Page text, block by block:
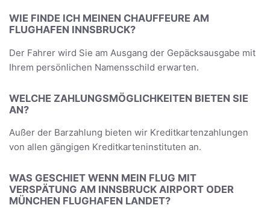
WIE FINDE ICH MEINEN CHAUFFEURE AM
FLUGHAFEN INNSBRUCK?
Der Fahrer wird Sie am Ausgang der Gepäcksausgabe mit
Ihrem persönlichen Namensschild erwarten.
WELCHE ZAHLUNGSMÖGLICHKEITEN BIETEN SIE
AN?
Außer der Barzahlung bieten wir Kreditkartenzahlungen
von allen gängigen Kreditkarteninstituten an.
WAS GESCHIET WENN MEIN FLUG MIT
VERSPÄTUNG AM INNSBRUCK AIRPORT ODER
MÜNCHEN FLUGHAFEN LANDET?